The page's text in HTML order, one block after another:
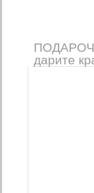
дарите